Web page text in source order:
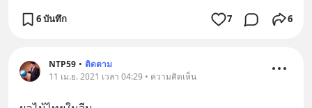
6 บันทึก 7 6
NTP59 • ติดตาม
11 เม.ย. 2021 เวลา 04:29 • ความคิดเห็น